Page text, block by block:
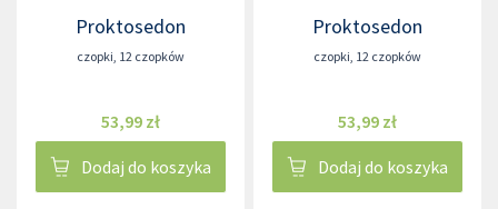
Proktosedon
czopki 12 czopków
53,99 zł
Dodaj do koszyka
Proktosedon
czopki 12 czopków
53,99 zł
Dodaj do koszyka